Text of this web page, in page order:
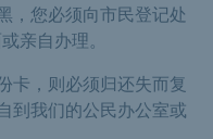
，您必须向市民登记处
亲自办理。
卡，则必须归还失而复
到我们的公民办公室或